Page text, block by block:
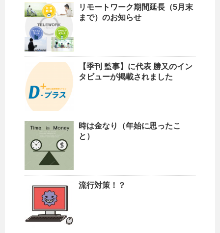
リモートワーク期間延長（5月末
まで）のお知らせ
【季刊 監事】に代表 勝又のイン
タビューが掲載されました
時は金なり（年始に思ったこ
と）
流行対策！？